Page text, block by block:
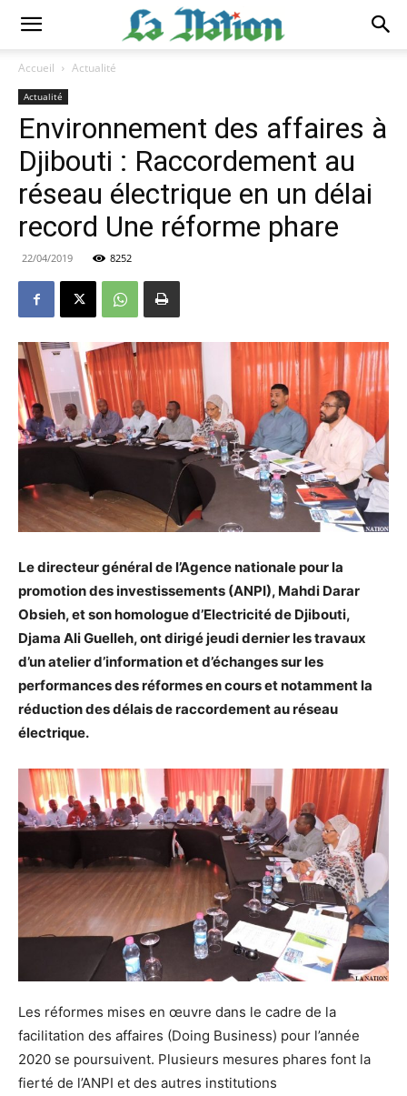
Accueil Actualité
Actualité
Environnement des affaires à
Djibouti : Raccordement au
réseau électrique en un délai
record Une réforme phare
22/04/2019 8252
Le directeur général de l’Agence nationale pour la
promotion des investissements (ANPI), Mahdi Darar
Obsieh, et son homologue d’Electricité de Djibouti,
Djama Ali Guelleh, ont dirigé jeudi dernier les travaux
d’un atelier d’information et d’échanges sur les
performances des réformes en cours et notamment la
réduction des délais de raccordement au réseau
électrique.
Les réformes mises en œuvre dans le cadre de la
facilitation des affaires (Doing Business) pour l’année
2020 se poursuivent. Plusieurs mesures phares font la
fierté de l’ANPI et des autres institutions